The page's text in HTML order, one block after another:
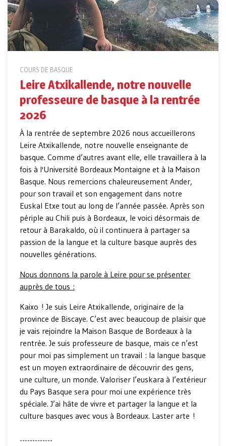
COURS DE BASQUE
Leire Atxikallende, notre nouvelle
professeure de basque à la rentrée
2026
À la rentrée de septembre 2026 nous accueillerons
Leire Atxikallende, notre nouvelle enseignante de
basque. Comme d’autres avant elle, elle travaillera à la
fois à l'Université Bordeaux Montaigne et à la Maison
Basque. Nous remercions chaleureusement Ander,
pour son travail et son engagement dans notre
Euskal Etxe tout au long de l’année passée. Après son
périple au Chili puis à Bordeaux, le voici désormais de
retour à Barakaldo, où il continuera à partager sa
passion de la langue et la culture basque auprès des
nouvelles générations.
Nous donnons la parole à Leire pour se présenter
auprès de tous :
Kaixo ! Je suis Leire Atxikallende, originaire de la
province de Biscaye. C’est avec beaucoup de plaisir que
je vais rejoindre la Maison Basque de Bordeaux à la
rentrée. Je suis professeure de basque, mais ce n’est
pour moi pas simplement un travail : la langue basque
est un moyen extraordinaire de découvrir des gens,
une culture, un monde. Valoriser l’euskara à l’extérieur
du Pays Basque sera pour moi une expérience très
spéciale. J’ai hâte de vivre et partager la langue et la
culture basques avec vous à Bordeaux. Laster arte !
-------------